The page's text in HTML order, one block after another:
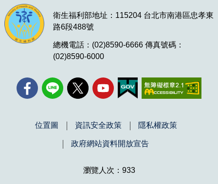
衛生福利部地址：115204 台北市南港區忠孝東
路6段488號
總機電話：(02)8590-6666 傳真號碼：
(02)8590-6000
位置圖 資訊安全政策 隱私權政策
政府網站資料開放宣告
瀏覽人次：933